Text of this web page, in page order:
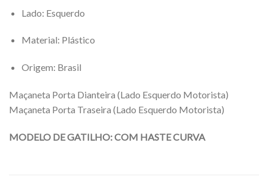
Lado: Esquerdo
Material: Plástico
Origem: Brasil
Maçaneta Porta Dianteira (Lado Esquerdo Motorista)
Maçaneta Porta Traseira (Lado Esquerdo Motorista)
MODELO DE GATILHO: COM HASTE CURVA